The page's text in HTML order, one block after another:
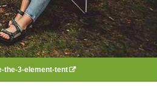
the-3-element-tent